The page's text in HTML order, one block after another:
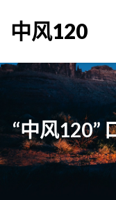
中风120
“中风120”